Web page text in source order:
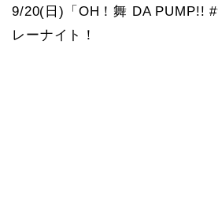
9/20(日)「OH！舞 DA PUMP!!
レーナイト！